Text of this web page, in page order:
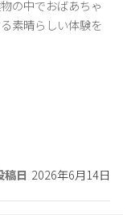
の中でおばあちゃ
素晴らしい体験を
稿日 2026年6月14日